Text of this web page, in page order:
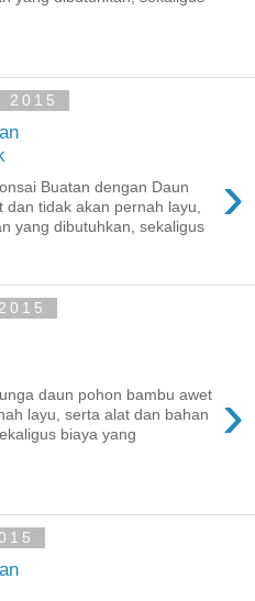
2015
›
Buatan dengan Daun
dan tidak akan pernah layu,
yang dibutuhkan, sekaligus
›
daun pohon bambu awet
layu, serta alat dan bahan
biaya yang